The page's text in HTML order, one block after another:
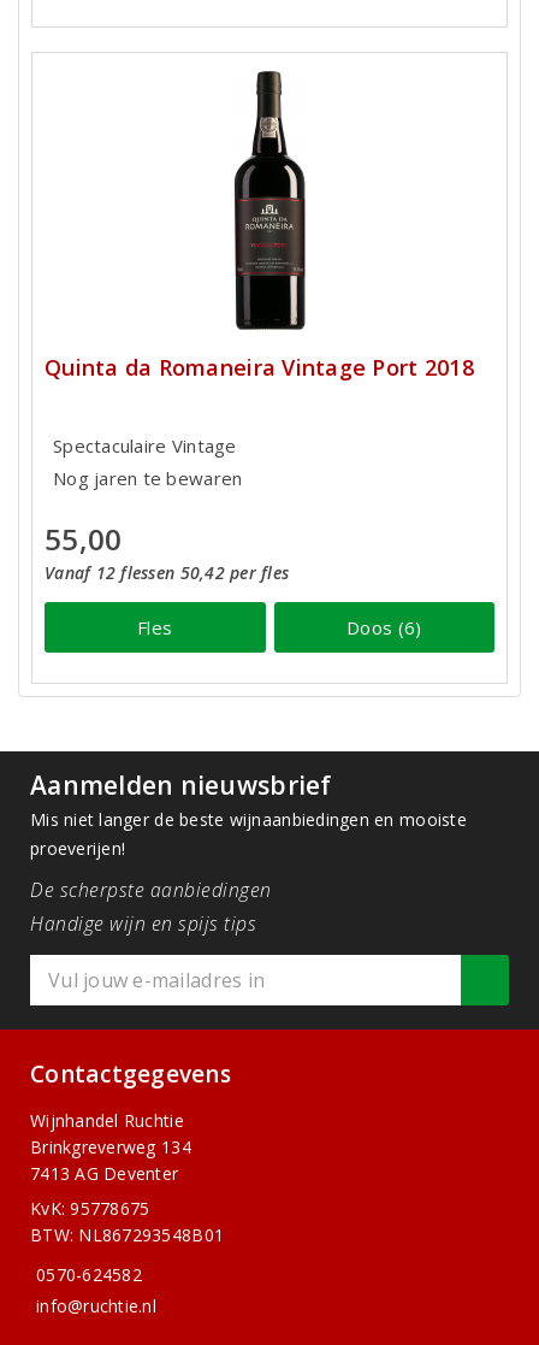
Quinta da Romaneira Vintage Port 2018
Spectaculaire Vintage
Nog jaren te bewaren
55,00
Vanaf 12 flessen 50,42 per fles
Fles Doos (6)
Aanmelden nieuwsbrief
Mis niet langer de beste wijnaanbiedingen en mooiste
proeverijen!
De scherpste aanbiedingen
Handige wijn en spijs tips
Contactgegevens
Wijnhandel Ruchtie
Brinkgreverweg 134
7413 AG Deventer
KvK: 95778675
BTW: NL867293548B01
0570-624582
info@ruchtie.nl